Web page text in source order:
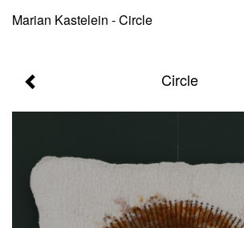
Marian Kastelein - Circle
Circle